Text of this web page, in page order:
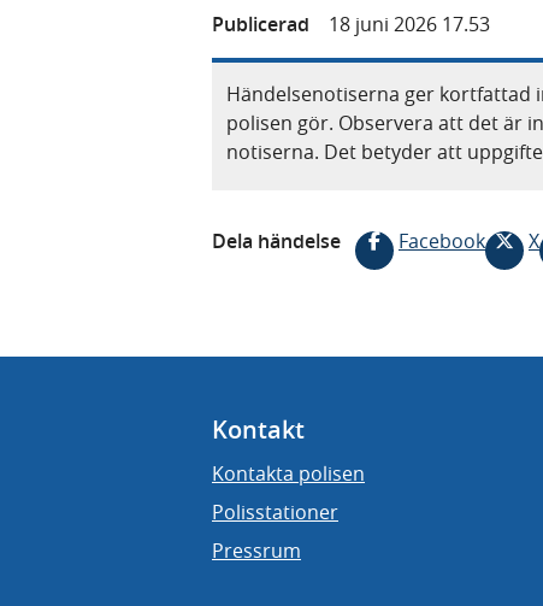
Publicerad
18 juni 2026 17.53
Händelsenotiserna ger kortfattad
polisen gör. Observera att det är
notiserna. Det betyder att
Dela händelse Facebook X
Kontakt
Kontakta polisen
Polisstationer
Pressrum